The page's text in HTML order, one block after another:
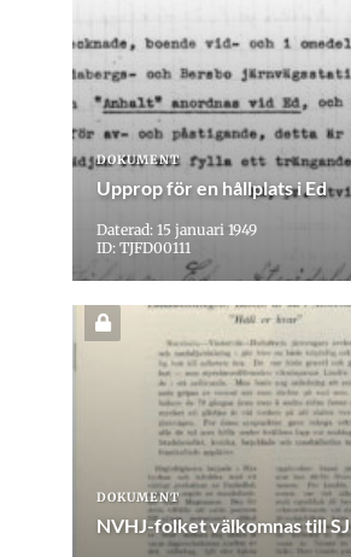
DOKUMENT
Upprop för en hållplats i Ed
Daterad: 15 januari 1949
ID: TJFD00111
DOKUMENT
NVHJ-folket välkomnas till SJ